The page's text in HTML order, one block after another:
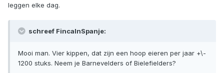
leggen elke dag.
schreef FincaInSpanje:
Mooi man. Vier kippen, dat zijn een hoop eieren per jaar +\-
1200 stuks. Neem je Barnevelders of Bielefielders?